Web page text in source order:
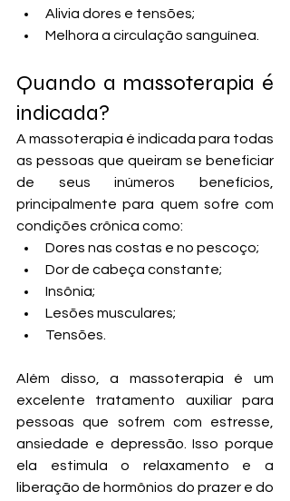
Alivia dores e tensões;
Melhora a circulação sanguínea.
Quando a massoterapia é
indicada?
A massoterapia é indicada para todas
as pessoas que queiram se beneficiar
de seus inúmeros benefícios,
principalmente para quem sofre com
condições crônica como:
Dores nas costas e no pescoço;
Dor de cabeça constante;
Insônia;
Lesões musculares;
Tensões.
Além disso, a massoterapia é um
excelente tratamento auxiliar para
pessoas que sofrem com estresse,
ansiedade e depressão. Isso porque
ela estimula o relaxamento e a
liberação de hormônios do prazer e do